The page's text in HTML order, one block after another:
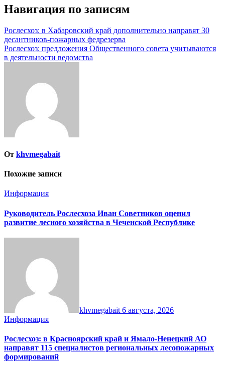
Навигация по записям
Рослесхоз: в Хабаровский край дополнительно направят 30
десантников-пожарных федрезерва
Рослесхоз: предложения Общественного совета учитываются
в деятельности ведомства
От khvmegabait
Похожие записи
Информация
Руководитель Рослесхоза Иван Советников оценил
развитие лесного хозяйства в Чеченской Республике
khvmegabait 6 августа, 2026
Информация
Рослесхоз: в Красноярский край и Ямало-Ненецкий АО
направят 115 специалистов региональных лесопожарных
формирований